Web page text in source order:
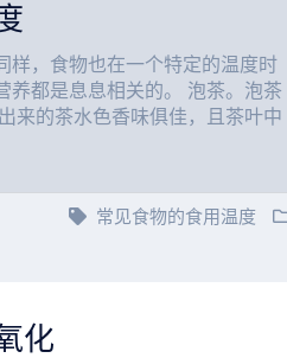
样，食物也在一个特定的温度时
养都是息息相关的。 泡茶。泡茶
的茶水色香味俱佳，且茶叶中
常见食物的食用温度
化